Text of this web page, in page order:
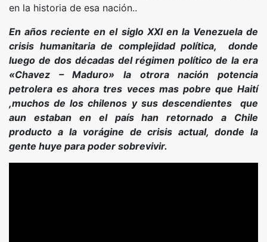
en la historia de esa nación..
En años reciente en el siglo XXI en la Venezuela de
crisis humanitaria de complejidad política, donde
luego de dos décadas del régimen político de la era
«Chavez – Maduro» la otrora nación potencia
petrolera es ahora tres veces mas pobre que Haití
,muchos de los chilenos y sus descendientes que
aun estaban en el país han retornado a Chile
producto a la vorágine de crisis actual, donde la
gente huye para poder sobrevivir.